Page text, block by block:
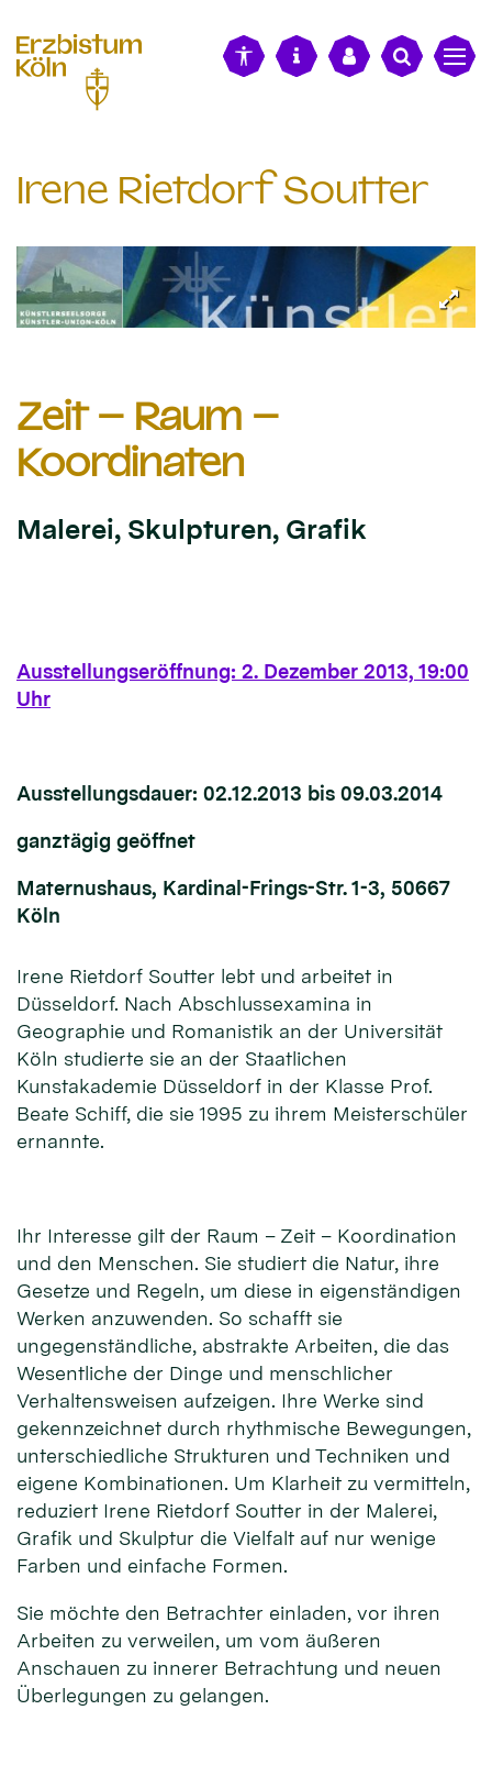
Irene Rietdorf Soutter
Zeit – Raum –
Koordinaten
Malerei, Skulpturen, Grafik
Ausstellungseröffnung: 2. Dezember 2013, 19:00
Uhr
Ausstellungsdauer: 02.12.2013 bis 09.03.2014
ganztägig geöffnet
Maternushaus, Kardinal-Frings-Str. 1-3, 50667
Köln
Irene Rietdorf Soutter lebt und arbeitet in
Düsseldorf. Nach Abschlussexamina in
Geographie und Romanistik an der Universität
Köln studierte sie an der Staatlichen
Kunstakademie Düsseldorf in der Klasse Prof.
Beate Schiff, die sie 1995 zu ihrem Meisterschüler
ernannte.
Ihr Interesse gilt der Raum – Zeit – Koordination
und den Menschen. Sie studiert die Natur, ihre
Gesetze und Regeln, um diese in eigenständigen
Werken anzuwenden. So schafft sie
ungegenständliche, abstrakte Arbeiten, die das
Wesentliche der Dinge und menschlicher
Verhaltensweisen aufzeigen. Ihre Werke sind
gekennzeichnet durch rhythmische Bewegungen,
unterschiedliche Strukturen und Techniken und
eigene Kombinationen. Um Klarheit zu vermitteln,
reduziert Irene Rietdorf Soutter in der Malerei,
Grafik und Skulptur die Vielfalt auf nur wenige
Farben und einfache Formen.
Sie möchte den Betrachter einladen, vor ihren
Arbeiten zu verweilen, um vom äußeren
Anschauen zu innerer Betrachtung und neuen
Überlegungen zu gelangen.